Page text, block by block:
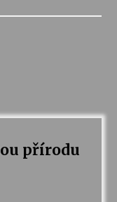
přírodu